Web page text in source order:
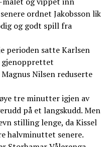
ordnet Jakobsson lik
og godt spill fra
perioden satte Karlsen
gjenopprettet
Nilsen reduserte
tre minutter igjen av
på et langskudd. Men
stilling lenge, da Kissel
halvminuttet senere.